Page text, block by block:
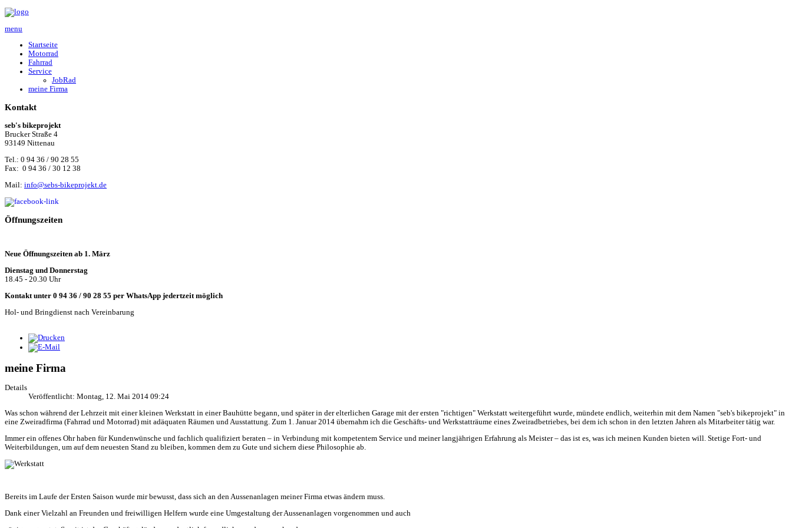
menu
Startseite
Motorrad
Fahrrad
Service
JobRad
meine Firma
Kontakt
seb's bikeprojekt
Brucker Straße 4
93149 Nittenau
Tel.: 0 94 36 / 90 28 55
Fax: 0 94 36 / 30 12 38
Mail: info@sebs-bikeprojekt.de
Öffnungszeiten
Neue Öffnungszeiten ab 1. März
Dienstag und Donnerstag
18.45 - 20.30 Uhr
Kontakt unter 0 94 36 / 90 28 55 per WhatsApp jedertzeit möglich
Hol- und Bringdienst nach Vereinbarung
meine Firma
Details
Veröffentlicht: Montag, 12. Mai 2014 09:24
Was schon während der Lehrzeit mit einer kleinen Werkstatt in einer Bauhütte begann, und später in der elterlichen Garage mit der ersten "richtigen" Werkstatt weitergeführt wurde, mündete endlich, weiterhin mit dem Namen "seb's bikeprojekt" in
eine Zweiradfirma (Fahrrad und Motorrad) mit adäquaten Räumen und Ausstattung. Zum 1. Januar 2014 übernahm ich die Geschäfts- und Werkstatträume eines Zweiradbetriebes, bei dem ich schon in den letzten Jahren als Mitarbeiter tätig war.
Immer ein offenes Ohr haben für Kundenwünsche und fachlich qualifiziert beraten – in Verbindung mit kompetentem Service und meiner langjährigen Erfahrung als Meister – das ist es, was ich meinen Kunden bieten will. Stetige Fort- und
Weiterbildungen, um auf dem neuesten Stand zu bleiben, kommen dem zu Gute und sichern diese Philosophie ab.
Bereits im Laufe der Ersten Saison wurde mir bewusst, dass sich an den Aussenanlagen meiner Firma etwas ändern muss.
Dank einer Vielzahl an Freunden und freiwilligen Helfern wurde eine Umgestaltung der Aussenanlagen vorgenommen und auch